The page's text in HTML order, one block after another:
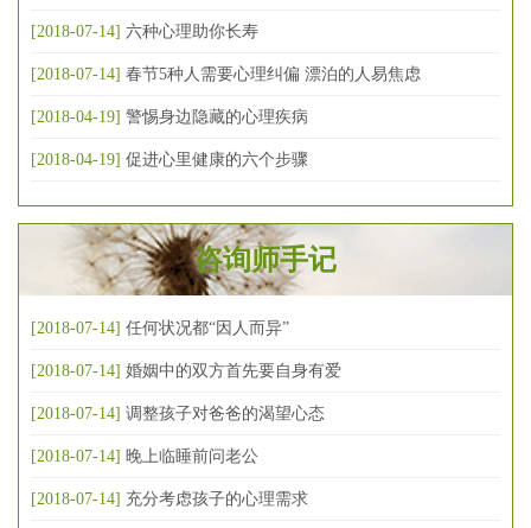
[2018-07-14] 六种心理助你长寿
[2018-07-14] 春节5种人需要心理纠偏 漂泊的人易焦虑
[2018-04-19] 警惕身边隐藏的心理疾病
[2018-04-19] 促进心里健康的六个步骤
咨询师手记
[2018-07-14] 任何状况都“因人而异”
[2018-07-14] 婚姻中的双方首先要自身有爱
[2018-07-14] 调整孩子对爸爸的渴望心态
[2018-07-14] 晚上临睡前问老公
[2018-07-14] 充分考虑孩子的心理需求